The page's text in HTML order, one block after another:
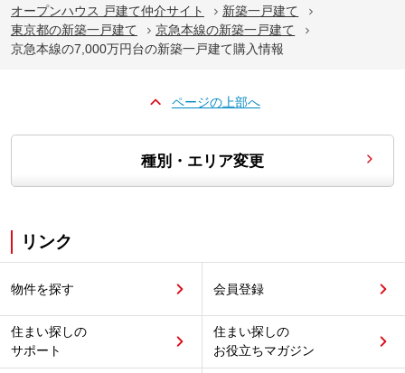
オープンハウス 戸建て仲介サイト
新築一戸建て
東京都の新築一戸建て
京急本線の新築一戸建て
京急本線の7,000万円台の新築一戸建て購入情報
ページの上部へ
種別・エリア変更
リンク
物件を探す 会員登録
住まい探しの
サポート
住まい探しの
お役立ちマガジン